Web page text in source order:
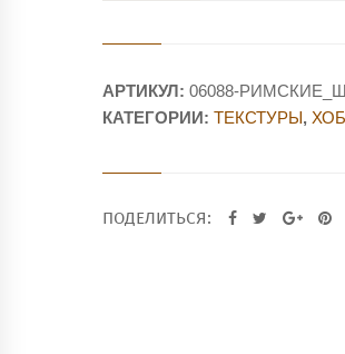
АРТИКУЛ: 06088-
КАТЕГОРИИ: ТЕКСТУРЫ,
ПОДЕЛИТЬСЯ: